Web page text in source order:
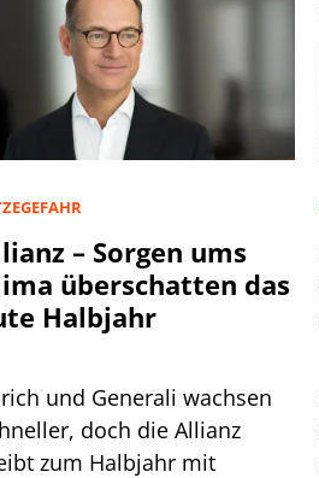
– Sorgen ums
überschatten das
Halbjahr
und Generali wachsen
doch die Allianz
zum Halbjahr mit